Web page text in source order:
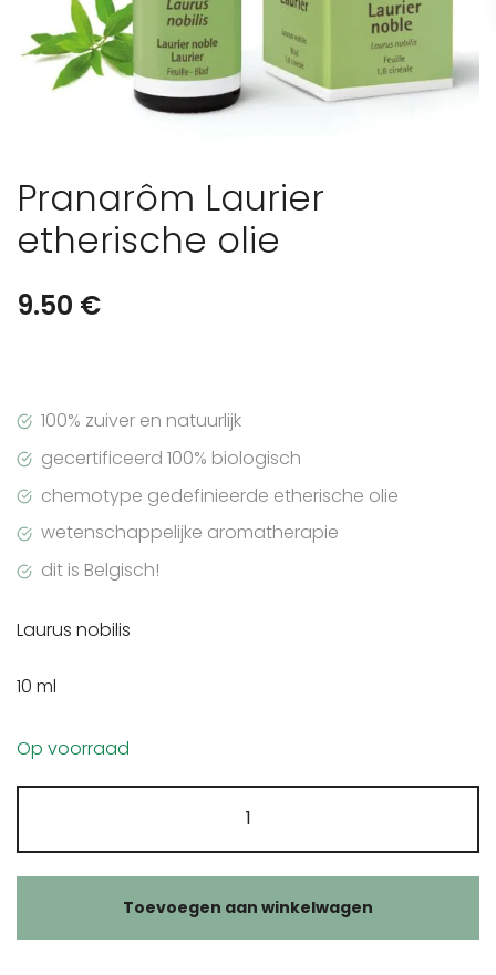
Pranarôm Laurier
etherische olie
9.50 €
100% zuiver en natuurlijk
gecertificeerd 100% biologisch
chemotype gedefinieerde etherische olie
wetenschappelijke aromatherapie
dit is Belgisch!
Laurus nobilis
10 ml
Op voorraad
Laurier
etherische
aantal
Toevoegen aan winkelwagen